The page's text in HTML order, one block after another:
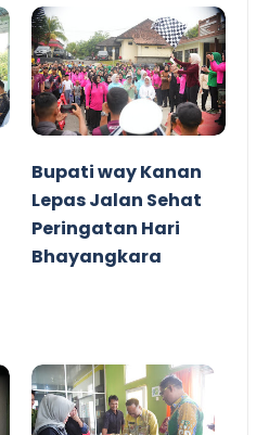
Bupati way Kanan
Lepas Jalan Sehat
Peringatan Hari
Bhayangkara